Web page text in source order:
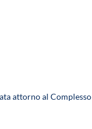
attorno al Complesso